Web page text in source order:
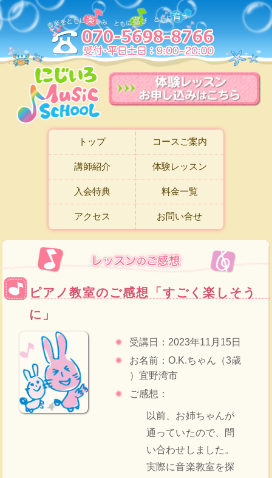
トップ コースご案内
講師紹介 体験レッスン
入会特典 料金一覧
アクセス お問い合せ
ピアノ教室のご感想「すごく楽しそう
に」
受講日：2023年11月15日
お名前：O.K.ちゃん（3歳
）宜野湾市
ご感想：
以前、お姉ちゃんが
通っていたので、問
い合わせしました。
実際に音楽教室を探